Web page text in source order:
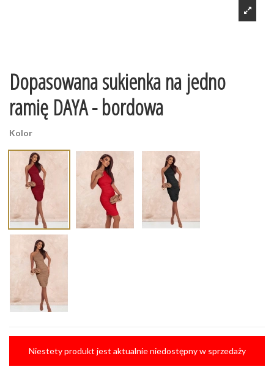
Dopasowana sukienka na jedno
ramię DAYA - bordowa
Kolor
Niestety produkt jest aktualnie niedostępny w sprzedaży